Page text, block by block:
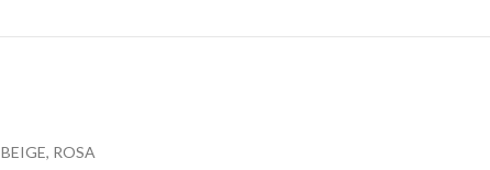
BEIGE, ROSA